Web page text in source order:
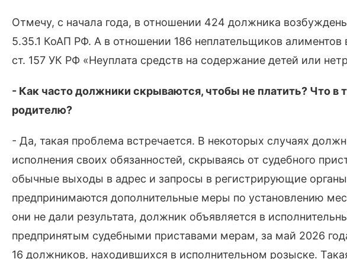
Отмечу, с начала года, в отношении 424 должника
5.35.1 КоАП РФ. А в отношении 186 неплательщиков
ст. 157 УК РФ «Неуплата средств на содержание детей или
- Как часто должники скрываются, чтобы не платить? Что в
родителю?
- Да, такая проблема встречается. В некоторых случаях
исполнения своих обязанностей, скрываясь от судебного
обычные выходы в адрес и запросы в регистрирующие органы
предпринимаются дополнительные меры по установлению
они не дали результата, должник объявляется в
предпринятым судебными приставами мерам, за май 2026
16 должников, находившихся в исполнительном розыске.